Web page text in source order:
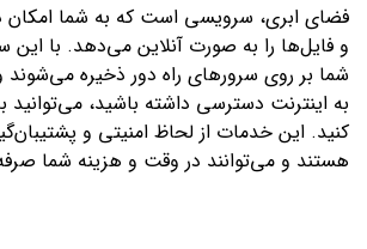
فضای ابری، سرویسی است که به شما امکان
و فایل‌ها را به صورت آنلاین می‌دهد. با
شما بر روی سرورهای راه دور ذخیره می‌شوند
به اینترنت دسترسی داشته باشید، می‌توانید
کنید. این خدمات از لحاظ امنیتی و
هستند و می‌توانند در وقت و هزینه شما